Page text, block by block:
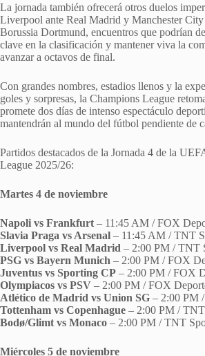
La jornada también ofrecerá otros duelos
Liverpool ante Real Madrid y Manchester City
Borussia Dortmund, encuentros que podrían
clave en la clasificación y mantener viva la
avanzar a octavos de final.
Con grandes nombres, estadios llenos y la
goles y sorpresas, la Champions League
promete dos días de intenso espectáculo
mantendrán al mundo del fútbol pendiente de
Partidos destacados de la Jornada 4 de la
League 2025/26:
Martes 4 de noviembre
Napoli vs Frankfurt – 11:45 AM / FOX
Slavia Praga vs Arsenal – 11:45 AM / TNT
Liverpool vs Real Madrid – 2:00 PM / TNT
PSG vs Bayern Munich – 2:00 PM / FOX
Juventus vs Sporting CP – 2:00 PM / FOX
Olympiacos vs PSV – 2:00 PM / FOX
Atlético de Madrid vs Union SG – 2:00 PM
Tottenham vs Copenhague – 2:00 PM /
Bodø/Glimt vs Monaco – 2:00 PM / TNT
Miércoles 5 de noviembre